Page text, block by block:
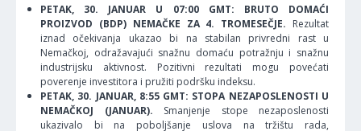
PETAK, 30. JANUAR U 07:00 GMT: BRUTO DOMAĆI
PROIZVOD (BDP) NEMAČKE ZA 4. TROMESEČJE. Rezultat
iznad očekivanja ukazao bi na stabilan privredni rast u
Nemačkoj, odražavajući snažnu domaću potražnju i snažnu
industrijsku aktivnost. Pozitivni rezultati mogu povećati
poverenje investitora i pružiti podršku indeksu.
PETAK, 30. JANUAR, 8:55 GMT: STOPA NEZAPOSLENOSTI U
NEMAČKOJ (JANUAR). Smanjenje stope nezaposlenosti
ukazivalo bi na poboljšanje uslova na tržištu rada,